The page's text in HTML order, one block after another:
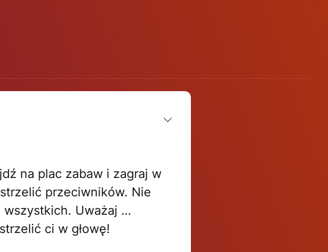
na plac zabaw i zagraj w
przeciwników. Nie
wszystkich. Uważaj …
ci w głowę!